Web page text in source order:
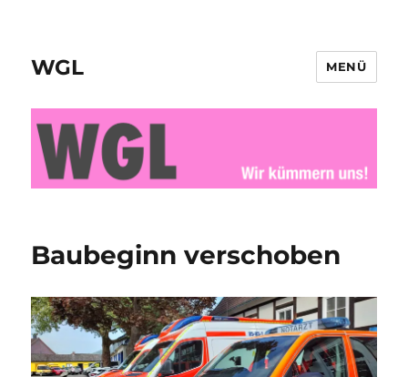
WGL MENÜ
Baubeginn verschoben